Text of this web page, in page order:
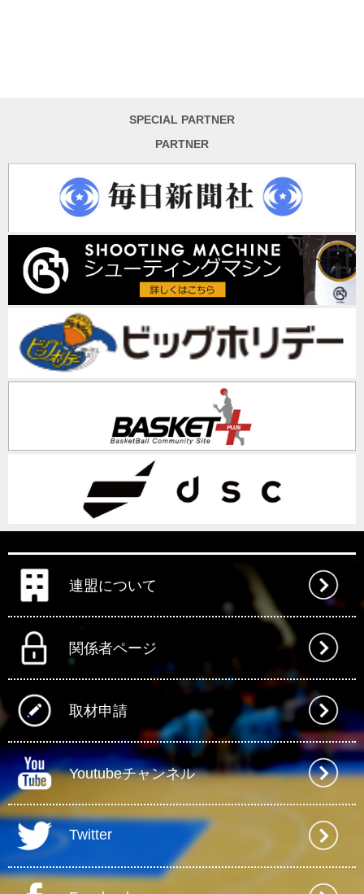
SPECIAL PARTNER
PARTNER
連盟について
関係者ページ
取材申請
Youtubeチャンネル
Twitter